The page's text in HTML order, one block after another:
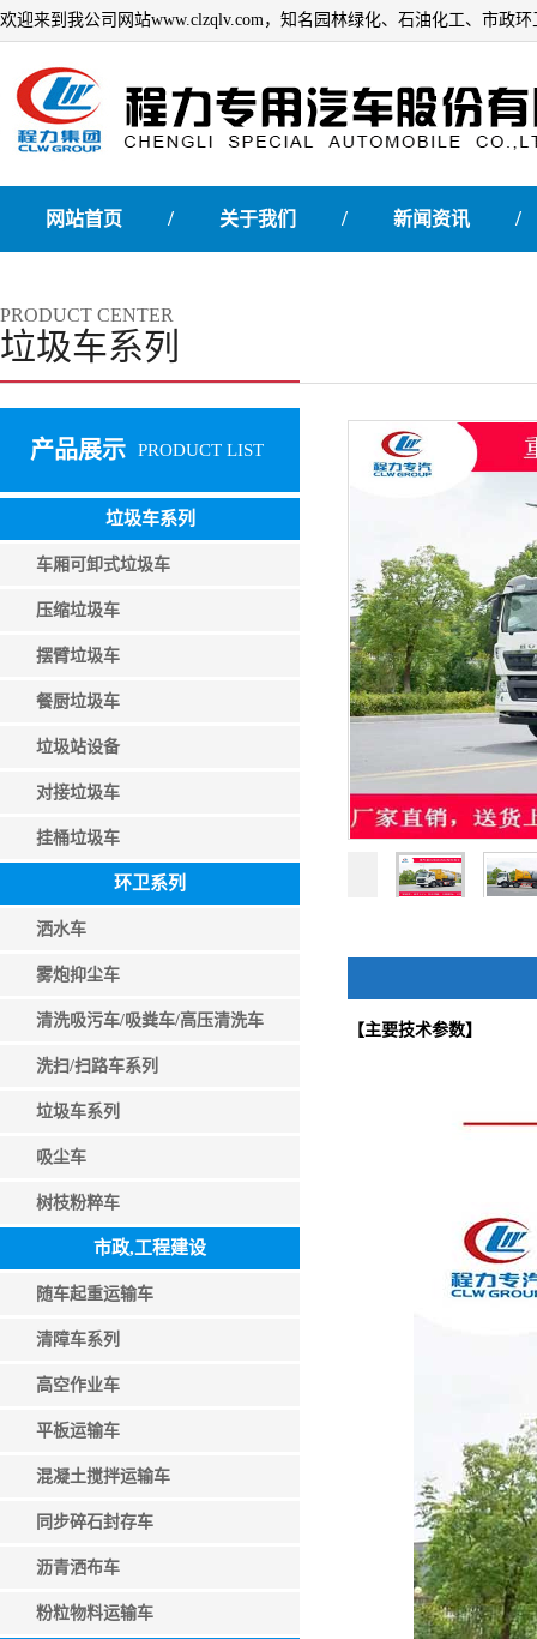
欢迎来到我公司网站www.clzqlv.com，知名园林绿化、石油化工、市政
网站首页 / 关于我们 / 新闻资讯 /
PRODUCT CENTER
垃圾车系列
产品展示 PRODUCT LIST
垃圾车系列
车厢可卸式垃圾车
压缩垃圾车
摆臂垃圾车
餐厨垃圾车
垃圾站设备
对接垃圾车
挂桶垃圾车
环卫系列
洒水车
雾炮抑尘车
清洗吸污车/吸粪车/高压清洗车
洗扫/扫路车系列
垃圾车系列
吸尘车
树枝粉粹车
市政,工程建设
随车起重运输车
清障车系列
高空作业车
平板运输车
混凝土搅拌运输车
同步碎石封存车
沥青洒布车
粉粒物料运输车
【主要技术参数】